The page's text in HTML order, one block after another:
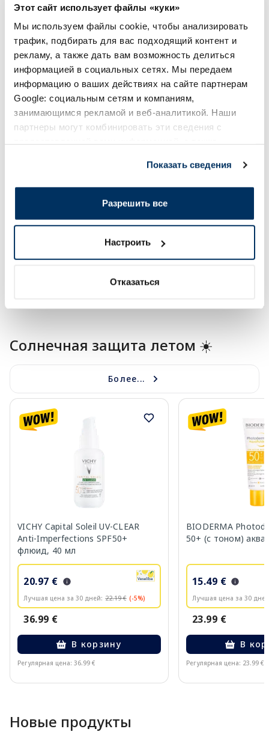
Этот сайт использует файлы «куки»
Мы используем файлы cookie, чтобы анализировать
трафик, подбирать для вас подходящий контент и
рекламу, а также дать вам возможность делиться
информацией в социальных сетях. Мы передаем
информацию о ваших действиях на сайте партнерам
Google: социальным сетям и компаниям,
занимающимся рекламой и веб-аналитикой. Наши
партнеры могут комбинировать эти сведения с
Показать сведения
Разрешить все
Настроить
Отказаться
Популярные в категории
-30%
В корзину
-30%
Page 1 of 10
Солнечная защита летом ☀️
Более...
VICHY Capital Soleil UV-CLEAR
Anti-Imperfections SPF50+
флюид, 40 мл
20.97 €
Лучшая цена за 30 дней: 22.19 € (-5%)
36.99 €
В корзину
Регулярная цена: 36.99 €
BIODERMA
50+ (с тоном)
15.49 €
Лучшая цена за 30
23.99 €
В
Регулярная цена: 23.99 €
Новые продукты